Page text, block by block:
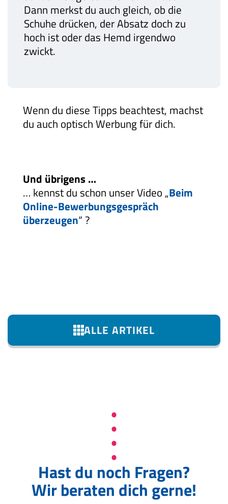
Dann merkst du auch gleich, ob die
Schuhe drücken, der Absatz doch zu
hoch ist oder das Hemd irgendwo
zwickt.
Wenn du diese Tipps beachtest, machst
du auch optisch Werbung für dich.
Und übrigens …
… kennst du schon unser Video „Beim
Online-Bewerbungsgespräch
überzeugen“ ?
ALLE ARTIKEL
Hast du noch Fragen?
Wir beraten dich gerne!